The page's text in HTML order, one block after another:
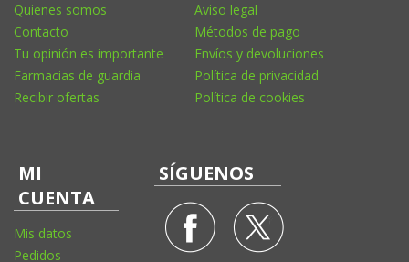
Quienes somos
Contacto
Tu opinión es importante
Farmacias de guardia
Recibir ofertas
Aviso legal
Métodos de pago
Envíos y devoluciones
Política de privacidad
Política de cookies
MI
CUENTA
Mis datos
Pedidos
SÍGUENOS